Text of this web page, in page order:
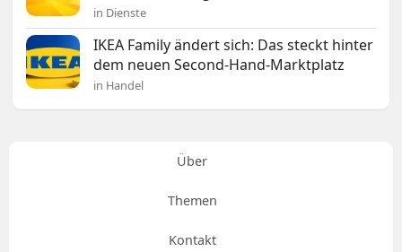
in Dienste
IKEA Family ändert sich: Das steckt hinter
dem neuen Second-Hand-Marktplatz
in Handel
Über
Themen
Kontakt